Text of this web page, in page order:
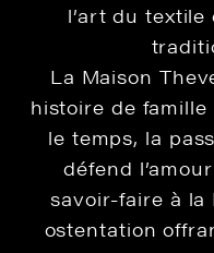
l’art du
La Maison
histoire de famille
le temps, la
défend
savoir-faire à la
ostentation